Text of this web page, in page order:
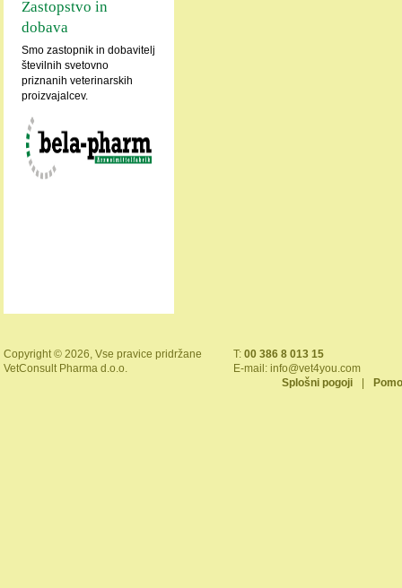
Zastopstvo in
dobava
Smo zastopnik in dobavitelj
številnih svetovno
priznanih veterinarskih
proizvajalcev.
Copyright © 2026, Vse pravice pridržane
VetConsult Pharma d.o.o.
T: 00 386 8 013 15
E-mail: info@vet4you.com
Splošni pogoji